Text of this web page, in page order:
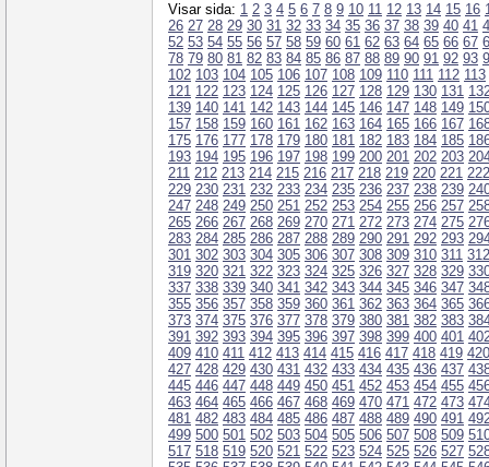
Visar sida: 1 2 3 4 5 6 7 8 9 10 11 12 13 14 15 16
26 27 28 29 30 31 32 33 34 35 36 37 38 39 40 41
52 53 54 55 56 57 58 59 60 61 62 63 64 65 66 67
78 79 80 81 82 83 84 85 86 87 88 89 90 91 92 93
102 103 104 105 106 107 108 109 110 111 112 113
121 122 123 124 125 126 127 128 129 130 131
139 140 141 142 143 144 145 146 147 148 149
157 158 159 160 161 162 163 164 165 166 167
175 176 177 178 179 180 181 182 183 184 185
193 194 195 196 197 198 199 200 201 202 203
211 212 213 214 215 216 217 218 219 220 221 222
229 230 231 232 233 234 235 236 237 238 239
247 248 249 250 251 252 253 254 255 256 257
265 266 267 268 269 270 271 272 273 274 275
283 284 285 286 287 288 289 290 291 292 293
301 302 303 304 305 306 307 308 309 310 311 312
319 320 321 322 323 324 325 326 327 328 329
337 338 339 340 341 342 343 344 345 346 347
355 356 357 358 359 360 361 362 363 364 365
373 374 375 376 377 378 379 380 381 382 383
391 392 393 394 395 396 397 398 399 400 401
409 410 411 412 413 414 415 416 417 418 419 420
427 428 429 430 431 432 433 434 435 436 437
445 446 447 448 449 450 451 452 453 454 455
463 464 465 466 467 468 469 470 471 472 473
481 482 483 484 485 486 487 488 489 490 491
499 500 501 502 503 504 505 506 507 508 509
517 518 519 520 521 522 523 524 525 526 527